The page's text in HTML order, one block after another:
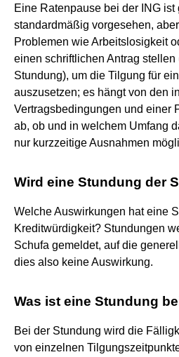
Eine Ratenpause bei der ING
standardmäßig vorgesehen,
Problemen wie Arbeitslosigkeit
einen schriftlichen Antrag
Stundung), um die Tilgung für
auszusetzen; es hängt von den
Vertragsbedingungen und einer
ab, ob und in welchem Umfang
nur kurzzeitige Ausnahmen
Wird eine Stundung der
Welche Auswirkungen hat eine
Kreditwürdigkeit? Stundungen
Schufa gemeldet, auf die
dies also keine Auswirkung.
Was ist eine Stundung
Bei der Stundung wird die
von einzelnen